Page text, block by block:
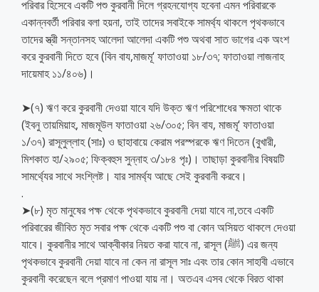
পরিবার হিসেবে একটি পশু কুরবানী দিলে গ্রহনযোগ্য হবেনা এমন পরিবারকে
একান্নবর্তী পরিবার বলা হয়না, তাই তাদের সবাইকে সামর্থ্য থাকলে পৃথকভাবে
তাদের স্ত্রী সন্তানসহ আলেদা আলেদা একটি পশু অথবা সাত ভাগের এক অংশ
করে কুরবানী দিতে হবে (বিন বায,মাজমূ‘ ফাতাওয়া ১৮/৩৭; ফাতাওয়া লাজনাহ
দায়েমাহ ১১/৪০৬)।
➤(৭) ঋণ করে কুরবানী দেওয়া যাবে যদি উক্ত ঋণ পরিশোধের ক্ষমতা থাকে
(ইবনু তায়মিয়াহ, মাজমূউল ফাতাওয়া ২৬/৩০৫; বিন বায, মাজমূ‘ ফাতাওয়া
১/৩৭) রাসূলুল্লাহ (সাঃ) ও ছাহাবায়ে কেরাম পরস্পরকে ঋণ দিতেন (বুখারী,
মিশকাত হা/২৯০৫; ফিক্বহুস সুন্নাহ ৩/১৮৪ পৃঃ)। তাছাড়া কুরবানীর বিষয়টি
সামর্থ্যের সাথে সংশ্লিষ্ট। যার সামর্থ্য আছে সেই কুরবানী করবে।
.
➤(৮) মৃত মানুষের পক্ষ থেকে পৃথকভাবে কুরবানী দেয়া যাবে না,তবে একটি
পরিবারের জীবিত মৃত সবার পক্ষ থেকে একটি পশু বা কোন অসিয়ত থাকলে দেওয়া
যাবে। কুরবানীর সাথে আক্বীকার নিয়ত করা যাবে না, রাসূল (ﷺ) এর জন্য
পৃথকভাবে কুরবানী দেয়া যাবে না কেন না রাসূল সাঃ এবং তার কোন সাহাবী এভাবে
কুরবানী করেছেন বলে প্রমাণ পাওয়া যায় না। অতএব এসব থেকে বিরত থাকা